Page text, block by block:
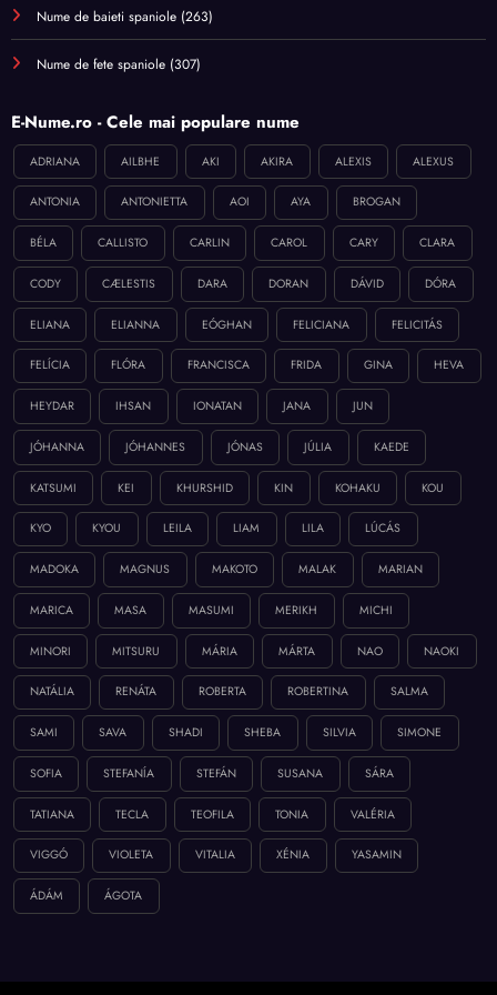
Nume de baieti spaniole (263)
Nume de fete spaniole (307)
E-Nume.ro - Cele mai populare nume
ADRIANA AILBHE AKI AKIRA ALEXIS ALEXUS
ANTONIA ANTONIETTA AOI AYA BROGAN
BÉLA CALLISTO CARLIN CAROL CARY CLARA
CODY CÆLESTIS DARA DORAN DÁVID DÓRA
ELIANA ELIANNA EÓGHAN FELICIANA FELICITÁS
FELÍCIA FLÓRA FRANCISCA FRIDA GINA HEVA
HEYDAR IHSAN IONATAN JANA JUN
JÓHANNA JÓHANNES JÓNAS JÚLIA KAEDE
KATSUMI KEI KHURSHID KIN KOHAKU KOU
KYO KYOU LEILA LIAM LILA LÚCÁS
MADOKA MAGNUS MAKOTO MALAK MARIAN
MARICA MASA MASUMI MERIKH MICHI
MINORI MITSURU MÁRIA MÁRTA NAO NAOKI
NATÁLIA RENÁTA ROBERTA ROBERTINA SALMA
SAMI SAVA SHADI SHEBA SILVIA SIMONE
SOFIA STEFANÍA STEFÁN SUSANA SÁRA
TATIANA TECLA TEOFILA TONIA VALÉRIA
VIGGÓ VIOLETA VITALIA XÉNIA YASAMIN
ÁDÁM ÁGOTA